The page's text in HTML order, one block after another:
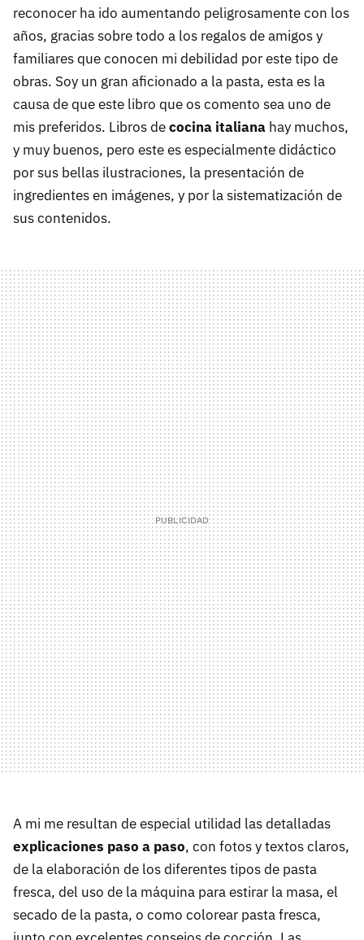
reconocer ha ido aumentando peligrosamente con los
años, gracias sobre todo a los regalos de amigos y
familiares que conocen mi debilidad por este tipo de
obras. Soy un gran aficionado a la pasta, esta es la
causa de que este libro que os comento sea uno de
mis preferidos. Libros decocina italiana hay muchos,
y muy buenos, pero este es especialmente didáctico
por sus bellas ilustraciones, la presentación de
ingredientes en imágenes, y por la sistematización de
sus contenidos.
A mi me resultan de especial utilidad las detalladas
explicaciones paso a paso, con fotos y textos claros,
de la elaboración de los diferentes tipos de pasta
fresca, del uso de la máquina para estirar la masa, el
secado de la pasta, o como colorear pasta fresca,